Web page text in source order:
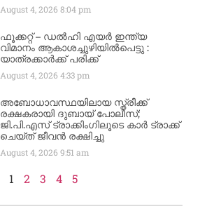
August 4, 20268:04 pm
ഫൂക്കറ്റ് – ഡൽഹി എയര്‍ ഇന്ത്യ
വിമാനം ആകാശച്ചുഴിയില്‍പെട്ടു :
യാത്രക്കാര്‍ക്ക് പരിക്ക്
August 4, 20264:33 pm
അബോധാവസ്ഥയിലായ സ്ത്രീക്ക്
രക്ഷകരായി ദുബായ് പോലീസ്;
ജി.പി.എസ് ട്രാക്കിംഗിലൂടെ കാർ ട്രാക്ക്
ചെയ്ത് ജീവൻ രക്ഷിച്ചു
August 4, 20269:51 am
1 2 3 4 5